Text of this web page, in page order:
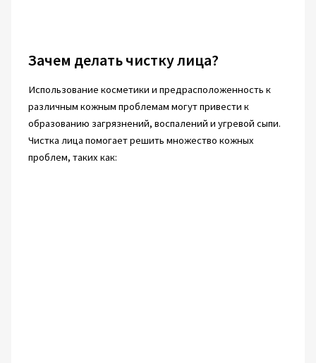
Зачем делать чистку лица?
Использование косметики и предрасположенность к
различным кожным проблемам могут привести к
образованию загрязнений, воспалений и угревой сыпи.
Чистка лица помогает решить множество кожных
проблем, таких как: